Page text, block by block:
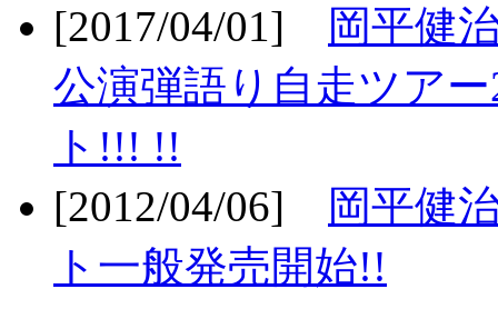
[2017/04/01]
岡平健
公演弾語り自走ツア
ト!!! !!
[2012/04/06]
岡平健
ト一般発売開始!!